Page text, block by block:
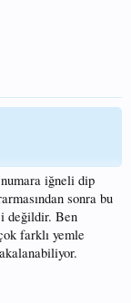
iğneli dip
sonra bu
değildir. Ben
farklı yemle